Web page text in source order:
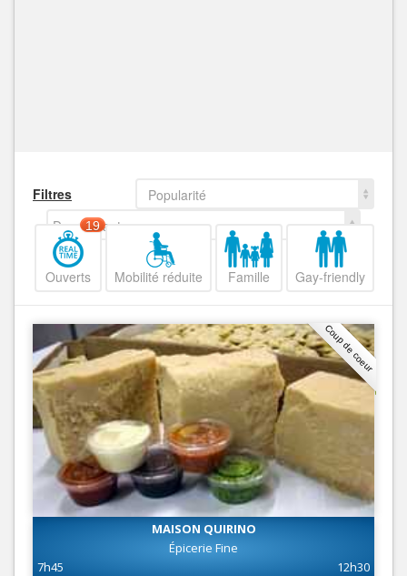
Filtres
Popularité
Decroissant
Ouverts
19
Mobilité réduite Famille Gay-friendly
Coup de coeur
MAISON QUIRINO
Épicerie Fine
7h45
12h30